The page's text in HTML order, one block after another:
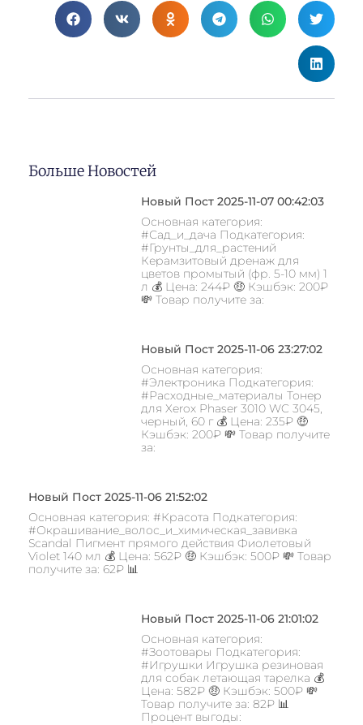
Больше Новостей
Новый Пост 2025-11-07 00:42:03
Основная категория:
#Сад_и_дача Подкатегория:
#Грунты_для_растений
Керамзитовый дренаж для
цветов промытый (фр. 5-10 мм) 1
л 💰 Цена: 244₽ 🤑 Кэшбэк: 200₽
💸 Товар получите за:
Новый Пост 2025-11-06 23:27:02
Основная категория:
#Электроника Подкатегория:
#Расходные_материалы Тонер
для Xerox Phaser 3010 WC 3045,
черный, 60 г 💰 Цена: 235₽ 🤑
Кэшбэк: 200₽ 💸 Товар получите
за:
Новый Пост 2025-11-06 21:52:02
Основная категория: #Красота Подкатегория:
#Окрашивание_волос_и_химическая_завивка
Scandal Пигмент прямого действия Фиолетовый
Violet 140 мл 💰 Цена: 562₽ 🤑 Кэшбэк: 500₽ 💸 Товар
получите за: 62₽ 📊
Новый Пост 2025-11-06 21:01:02
Основная категория:
#Зоотовары Подкатегория:
#Игрушки Игрушка резиновая
для собак летающая тарелка 💰
Цена: 582₽ 🤑 Кэшбэк: 500₽ 💸
Товар получите за: 82₽ 📊
Процент выгоды: